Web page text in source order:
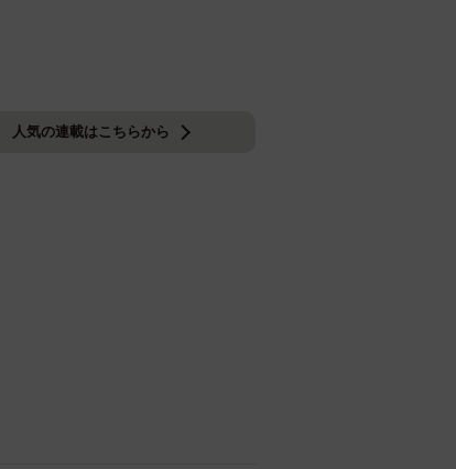
人気の連載はこちらから